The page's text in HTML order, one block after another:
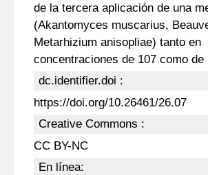
de la tercera aplicación de una
(Akantomyces muscarius,
Metarhizium anisopliae) tanto en
concentraciones de 107 como de
dc.identifier.doi :
https://doi.org/10.26461/26.07
Creative Commons :
CC BY-NC
En línea: